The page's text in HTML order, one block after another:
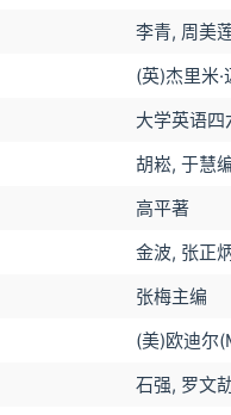
李青, 周美
(英)杰里米
大学英语
胡崧, 于慧
高平著
金波, 张正
张梅主编
(美)欧迪尔
石强, 罗文